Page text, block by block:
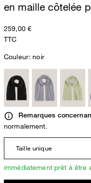
en maille côtelée
259,00 €
TTC
Couleur:noir
Remarques
normalement.
Taille unique
immédiatement prêt à être